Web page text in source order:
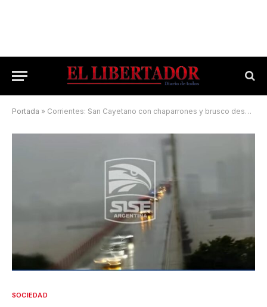
Portada » Corrientes: San Cayetano con chaparrones y brusco descenso de la temperatura
SOCIEDAD